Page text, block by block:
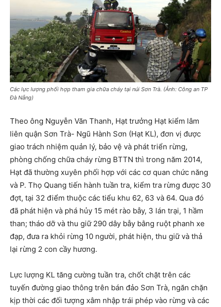
Các lực lượng phối hợp tham gia chữa cháy tại núi Sơn Trà. (Ảnh: Công an TP
Đà Nẵng)
Theo ông Nguyễn Văn Thanh, Hạt trưởng Hạt kiểm lâm
liên quận Sơn Trà- Ngũ Hành Sơn (Hạt KL), đơn vị được
giao trách nhiệm quản lý, bảo vệ và phát triển rừng,
phòng chống chữa cháy rừng BTTN thì trong năm 2014,
Hạt đã thường xuyên phối hợp với các cơ quan chức năng
và P. Thọ Quang tiến hành tuần tra, kiểm tra rừng được 30
đợt, tại 32 điểm thuộc các tiểu khu 62, 63 và 64. Qua đó
đã phát hiện và phá hủy 15 mét rào bẫy, 3 lán trại, 1 hầm
than; tháo dỡ và thu giữ 290 dây bẫy bằng ruột phanh xe
đạp, đưa ra khỏi rừng 10 người, phát hiện, thu giữ và thả
lại rừng 2 con cầy hương.
Lực lượng KL tăng cường tuần tra, chốt chặt trên các
tuyến đường giao thông trên bán đảo Sơn Trà, ngăn chặn
kịp thời các đối tượng xâm nhập trái phép vào rừng và các